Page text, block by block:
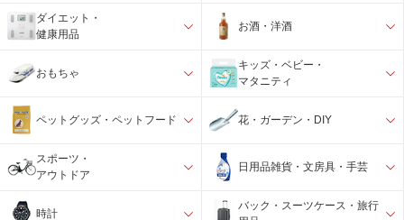
ダイエット・
健康用品
お酒・洋酒
おもちゃ
キッズ・ベビー・
マタニティ
ペットグッズ・ペットフード 花・ガーデン・DIY
スポーツ・
アウトドア
日用品雑貨・文房具・手芸
時計
バック・スーツケース・旅行